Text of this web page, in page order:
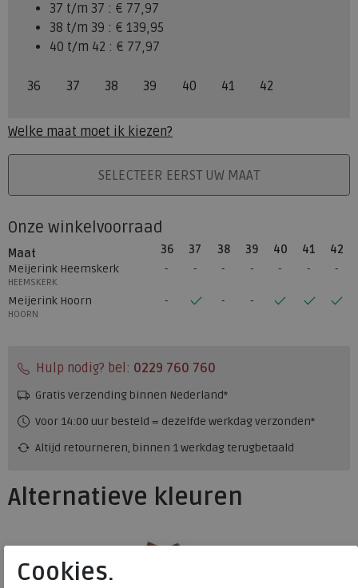
37 t/m 37 : € 77,97
38 t/m 39 : € 139,95
40 t/m 42 : € 77,97
36 37 38 39 40 41 42
Welke maat moet ik kiezen?
PLAATS IN WINKELMANDSELECTEER EERST UW MAAT
Onze winkelvoorraad
Maat 36 37 38 39 40 41
42
Meijerink Heemskerk
HEEMSKERK
Meijerink Hoorn
HOORN
Hulp nodig? bel: 0229 760 760
Gratis verzending binnen Nederland*
Voor 14:00 uur besteld = dezelfde werkdag verzonden*
Altijd retourneren, binnen 1 werkdag terugbetaald
Alternatieve kleuren
Cookies.